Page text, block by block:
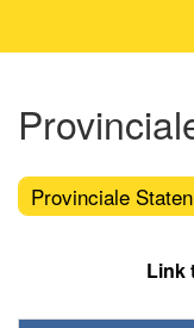
Provinciale Staten
Link